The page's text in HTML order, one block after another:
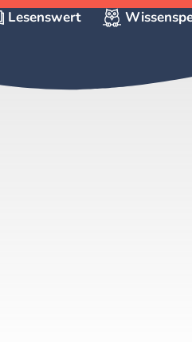
Lesenswert